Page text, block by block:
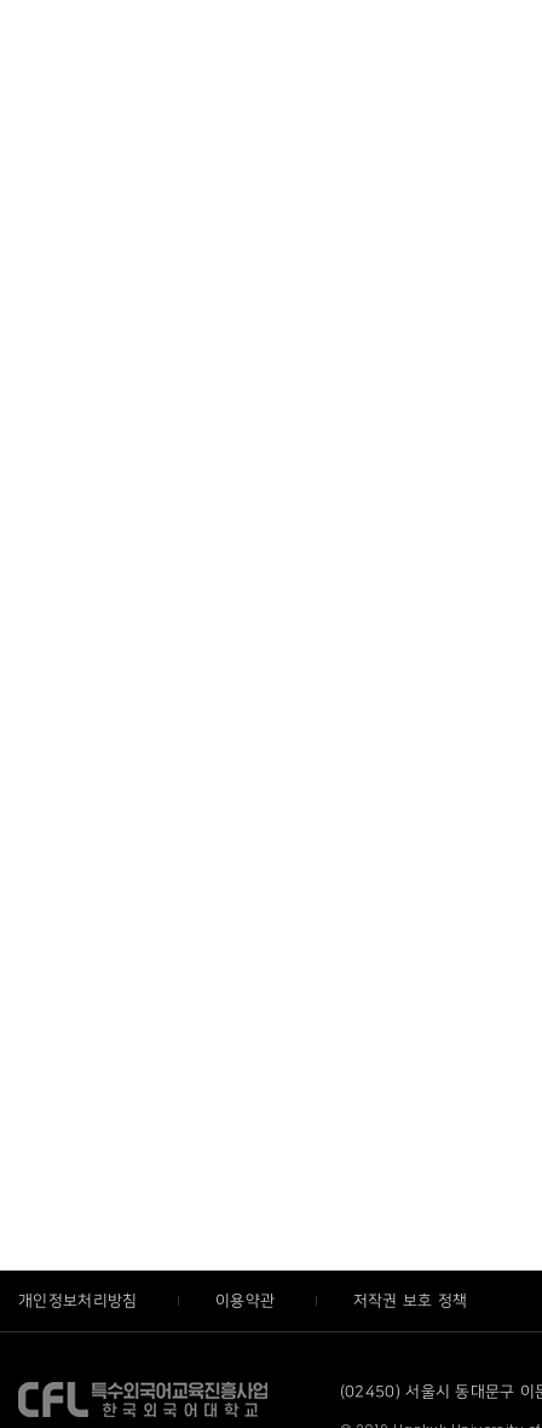
개인정보처리방침 이용약관 저작권 보호 정책
(02450) 서울시 동대문구